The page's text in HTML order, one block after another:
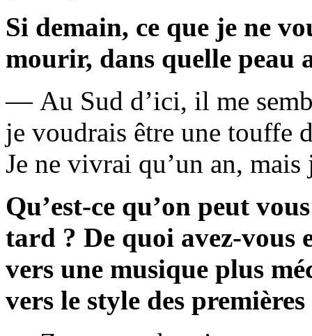
Si demain, ce que je ne
mourir, dans quelle peau
— Au Sud d’ici, il me
je voudrais être une touffe
Je ne vivrai qu’un an,
Qu’est-ce qu’on peut
tard ? De quoi avez-vous
vers une musique plus
vers le style des